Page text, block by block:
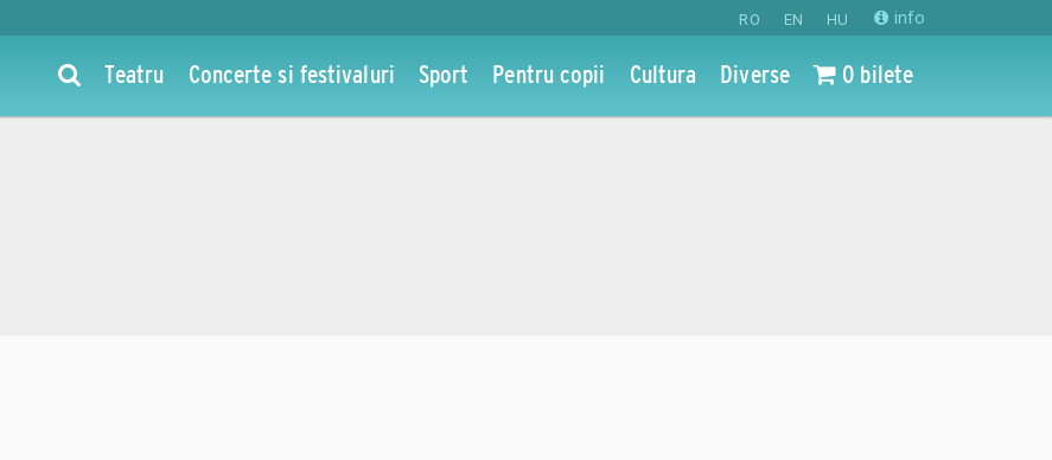
RO EN HU info
Teatru Concerte si festivaluri Sport Pentru copii Cultura Diverse 0 bilete